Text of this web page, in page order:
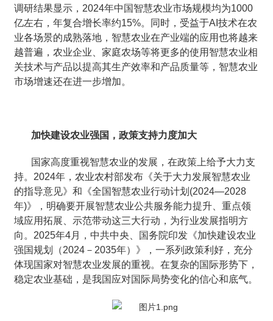
调研结果显示，2024年中国智慧农业市场规模均为1000
亿左右，年复合增长率约15%。同时，受益于AI技术在农
业各场景的成熟落地，智慧农业在产业端的应用也将越来
越普遍，农业企业、家庭农场等将更多的使用智慧农业相
关技术与产品以提高其生产效率和产品质量等，智慧农业
市场增速还在进一步增加。
加快建设农业强国，政策支持力度加大
国家高度重视智慧农业的发展，在政策上给予大力支
持。2024年，农业农村部发布《关于大力发展智慧农业
的指导意见》和《全国智慧农业行动计划(2024—2028
年)》，明确要开展智慧农业公共服务能力提升、重点领
域应用拓展、示范带动这三大行动，为行业发展指明方
向。2025年4月，中共中央、国务院印发《加快建设农业
强国规划（2024－2035年）》，一系列政策利好，充分
体现国家对智慧农业发展的重视。在复杂的国际形势下，
稳定农业基础，是我国应对国际局势变化的信心和底气。